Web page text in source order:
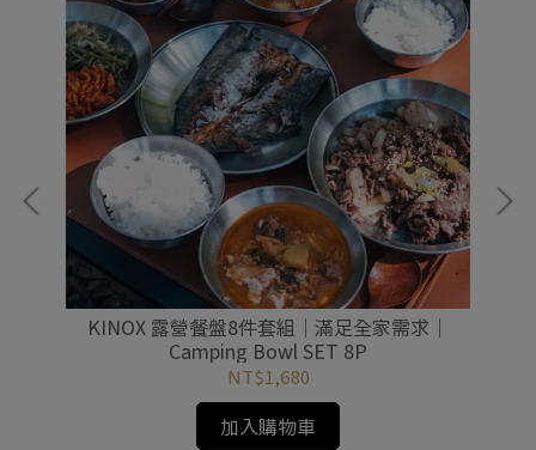
KINOX 露營餐盤8件套組｜滿足全家需求｜
Camping Bowl SET 8P
NT$1,680
加入購物車